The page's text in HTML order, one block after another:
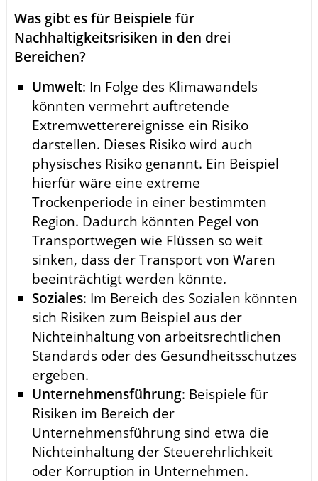
Was gibt es für Beispiele für
Nachhaltigkeitsrisiken in den drei
Bereichen?
Umwelt: In Folge des Klimawandels
könnten vermehrt auftretende
Extremwetterereignisse ein Risiko
darstellen. Dieses Risiko wird auch
physisches Risiko genannt. Ein Beispiel
hierfür wäre eine extreme
Trockenperiode in einer bestimmten
Region. Dadurch könnten Pegel von
Transportwegen wie Flüssen so weit
sinken, dass der Transport von Waren
beeinträchtigt werden könnte.
Soziales: Im Bereich des Sozialen könnten
sich Risiken zum Beispiel aus der
Nichteinhaltung von arbeitsrechtlichen
Standards oder des Gesundheitsschutzes
ergeben.
Unternehmensführung: Beispiele für
Risiken im Bereich der
Unternehmensführung sind etwa die
Nichteinhaltung der Steuerehrlichkeit
oder Korruption in Unternehmen.